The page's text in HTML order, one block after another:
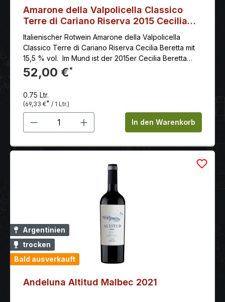
Amarone della Valpolicella Classico
Terre di Cariano Riserva 2015 Cecilia
Beretta
Italienischer Rotwein Amarone della Valpolicella
Classico Terre di Cariano Riserva Cecilia Beretta mit
15,5 % vol. Im Mund ist der 2015er Cecilia Beretta
Amarone Riserva samtig und weich, mit
dominierenden Noten von Kirschen, Heidelbeeren
52,00 €*
0.75 Ltr.
(69,33 €* / 1 Ltr.)
Produkt Anzahl: Gib denIn den Warenkorb
Argentinien
trocken
Bald ausverkauft
Andeluna Altitud Malbec 2021